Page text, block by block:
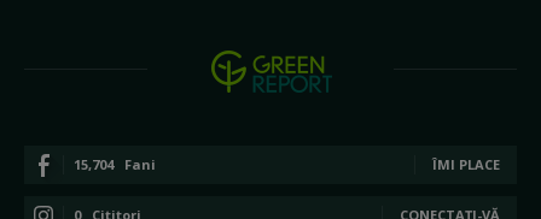
15,704 Fani ÎMI PLACE
0 Cititori CONECTAȚI-VĂ